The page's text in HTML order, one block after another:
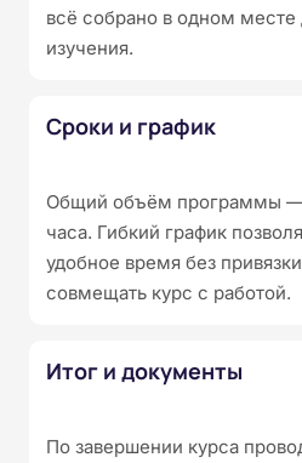
всё собрано в одном месте
изучения.
Сроки и график
Общий объём программы —
часа. Гибкий график
удобное время без
совмещать курс с работой.
Итог и документы
По завершении курса